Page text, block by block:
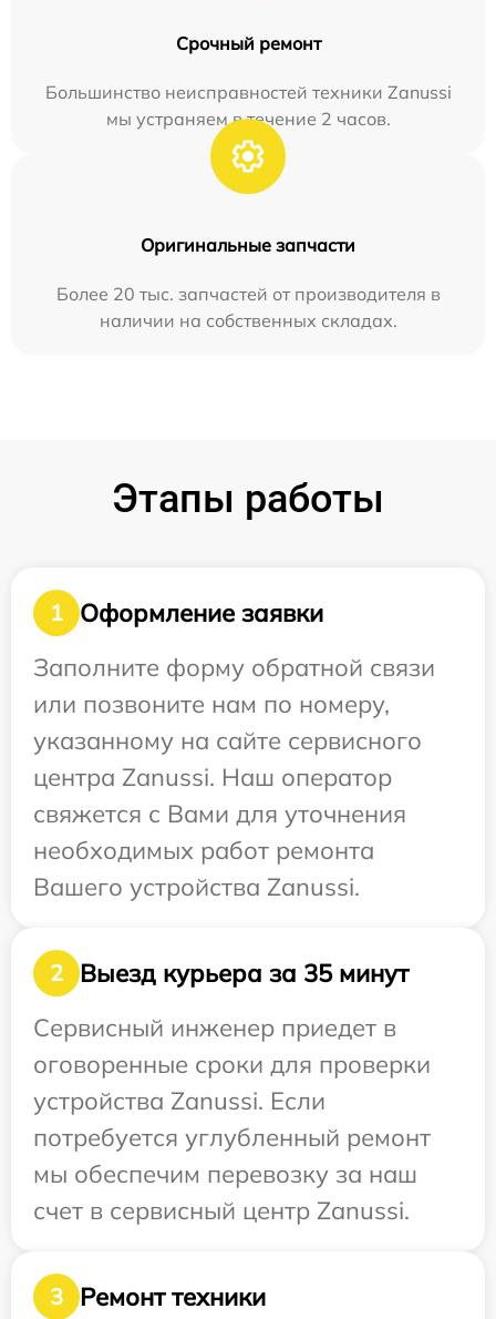
Срочный ремонт
Большинство неисправностей техники Zanussi
мы устраняем в течение 2 часов.
Оригинальные запчасти
Более 20 тыс. запчастей от производителя в
наличии на собственных складах.
Этапы работы
1
Оформление заявки
Заполните форму обратной связи
или позвоните нам по номеру,
указанному на сайте сервисного
центра Zanussi. Наш оператор
свяжется с Вами для уточнения
необходимых работ ремонта
Вашего устройства Zanussi.
2
Выезд курьера за 35 минут
Сервисный инженер приедет в
оговоренные сроки для проверки
устройства Zanussi. Если
потребуется углубленный ремонт
мы обеспечим перевозку за наш
счет в сервисный центр Zanussi.
3 Ремонт техники